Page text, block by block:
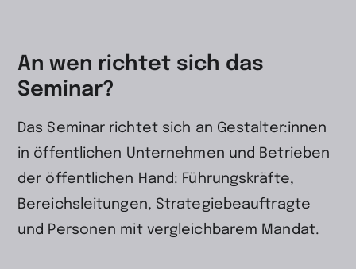
An wen richtet sich das
Seminar?
Das Seminar richtet sich an Gestalter:innen
in öffentlichen Unternehmen und Betrieben
der öffentlichen Hand: Führungskräfte,
Bereichsleitungen, Strategiebeauftragte
und Personen mit vergleichbarem Mandat.